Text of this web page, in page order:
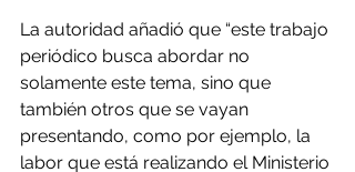
La autoridad añadió que “este trabajo
periódico busca abordar no
solamente este tema, sino que
también otros que se vayan
presentando, como por ejemplo, la
labor que está realizando el Ministerio